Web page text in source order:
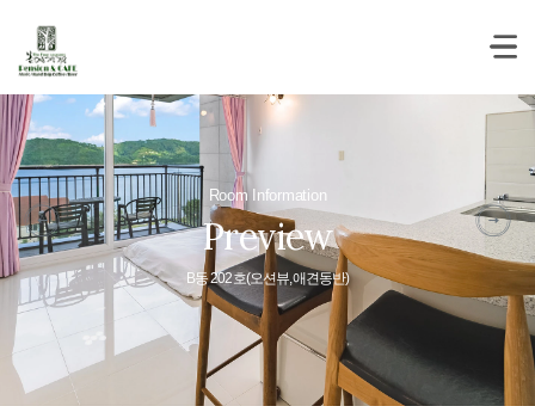
Room Information
Preview
B동 202호(오션뷰,애견동반)